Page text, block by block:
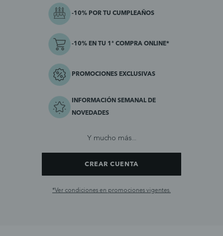
-10% POR TU CUMPLEAÑOS
-10% EN TU 1ª COMPRA ONLINE*
PROMOCIONES EXCLUSIVAS
INFORMACIÓN SEMANAL DE
NOVEDADES
Y mucho más...
CREAR CUENTA
*Ver condiciones en promociones vigentes.